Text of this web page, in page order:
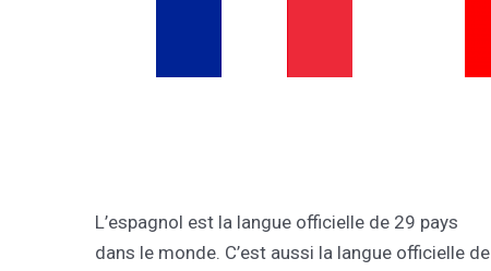
L’espagnol est la langue officielle de 29 pays
dans le monde. C’est aussi la langue officielle de